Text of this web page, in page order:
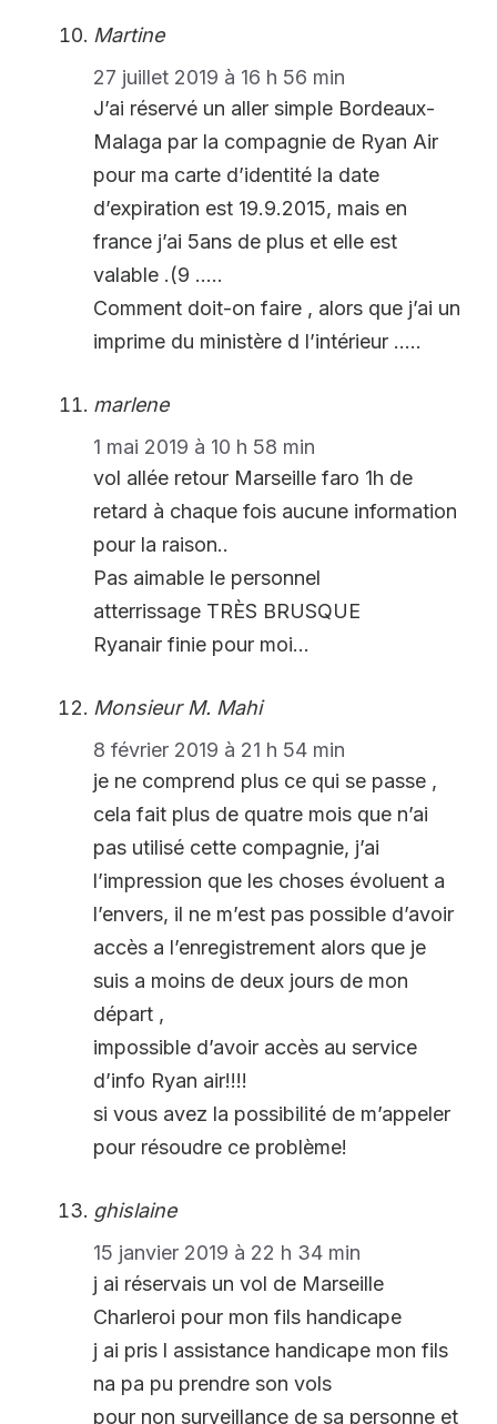
Martine
27 juillet 2019 à 16 h 56 min
J’ai réservé un aller simple Bordeaux-
Malaga par la compagnie de Ryan Air
pour ma carte d’identité la date
d’expiration est 19.9.2015, mais en
france j’ai 5ans de plus et elle est
valable .(9 …..
Comment doit-on faire , alors que j’ai un
imprime du ministère d l’intérieur …..
marlene
1 mai 2019 à 10 h 58 min
vol allée retour Marseille faro 1h de
retard à chaque fois aucune information
pour la raison..
Pas aimable le personnel
atterrissage TRÈS BRUSQUE
Ryanair finie pour moi…
Monsieur M. Mahi
8 février 2019 à 21 h 54 min
je ne comprend plus ce qui se passe ,
cela fait plus de quatre mois que n’ai
pas utilisé cette compagnie, j’ai
l’impression que les choses évoluent a
l’envers, il ne m’est pas possible d’avoir
accès a l’enregistrement alors que je
suis a moins de deux jours de mon
départ ,
impossible d’avoir accès au service
d’info Ryan air!!!!
si vous avez la possibilité de m’appeler
pour résoudre ce problème!
ghislaine
15 janvier 2019 à 22 h 34 min
j ai réservais un vol de Marseille
Charleroi pour mon fils handicape
j ai pris l assistance handicape mon fils
na pa pu prendre son vols
pour non surveillance de sa personne et